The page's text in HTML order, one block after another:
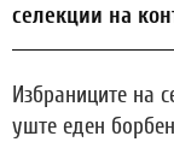
селекции на
Избраниците на
уште еден